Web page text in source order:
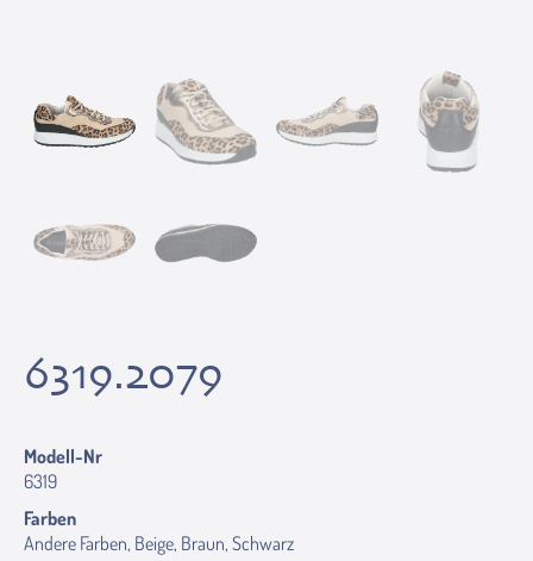
6319.2079
Modell-Nr
6319
Farben
Andere Farben, Beige, Braun, Schwarz